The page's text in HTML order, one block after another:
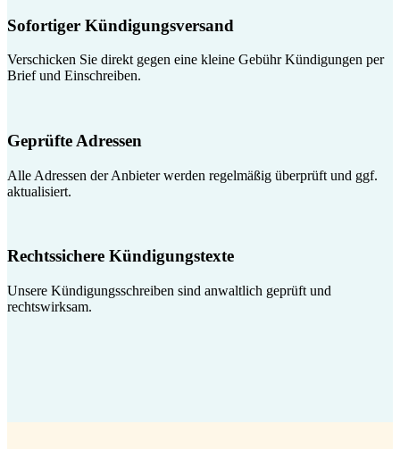
Sofortiger Kündigungsversand
Verschicken Sie direkt gegen eine kleine Gebühr Kündigungen per
Brief und Einschreiben.
Geprüfte Adressen
Alle Adressen der Anbieter werden regelmäßig überprüft und ggf.
aktualisiert.
Rechtssichere Kündigungstexte
Unsere Kündigungsschreiben sind anwaltlich geprüft und
rechtswirksam.